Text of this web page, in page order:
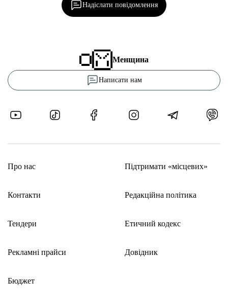
Надіслати повідомлення
Менщина
Написати нам
Про нас
Контакти
Тендери
Рекламні прайси
Бюджет
Підтримати «місцевих»
Редакційна політика
Етичний кодекс
Довідник